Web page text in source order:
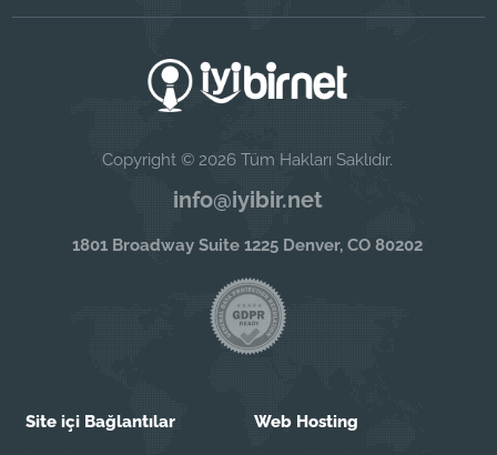
Copyright © 2026 Tüm Hakları Saklıdır.
info@iyibir.net
1801 Broadway Suite 1225 Denver, CO 80202
Site içi Bağlantılar Web Hosting